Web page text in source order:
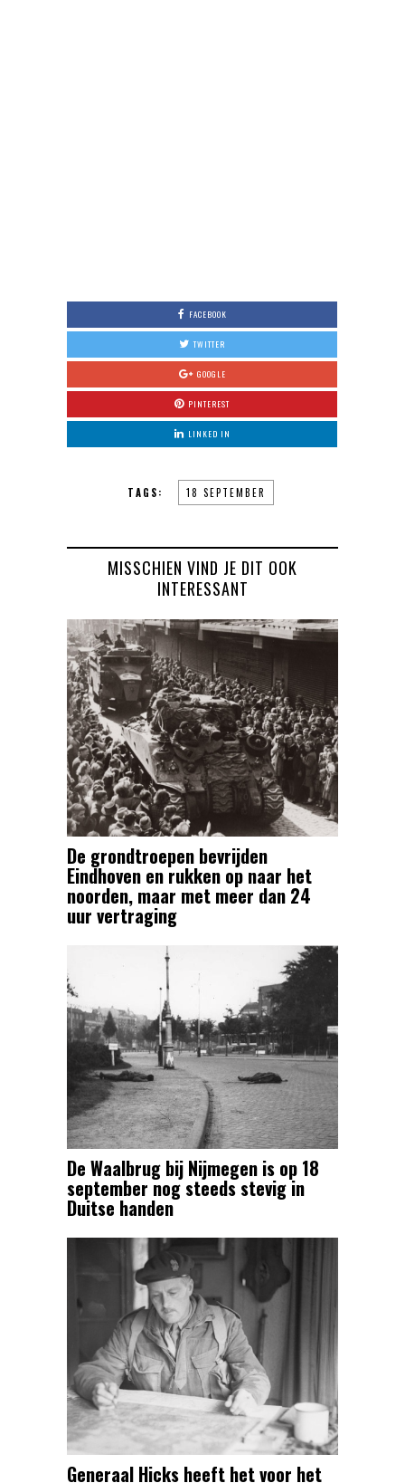
FACEBOOK
TWITTER
GOOGLE
PINTEREST
LINKED IN
TAGS: 18 SEPTEMBER
MISSCHIEN VIND JE DIT OOK
INTERESSANT
De grondtroepen bevrijden
Eindhoven en rukken op naar het
noorden, maar met meer dan 24
uur vertraging
De Waalbrug bij Nijmegen is op 18
september nog steeds stevig in
Duitse handen
Generaal Hicks heeft het voor het